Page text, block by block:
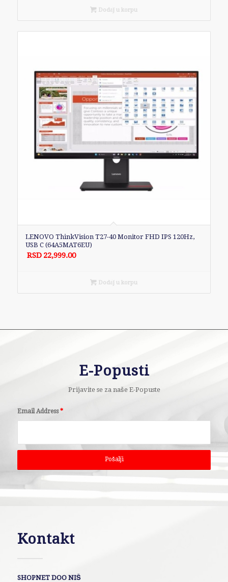
Dodaj u korpu
LENOVO ThinkVision T27-40 Monitor FHD IPS 120Hz,
USB C (64A5MAT6EU)
RSD 22,999.00
Dodaj u korpu
E-Popusti
Prijavite se za naše E-Popuste
Email Address*
Kontakt
SHOPNET DOO NIŠ